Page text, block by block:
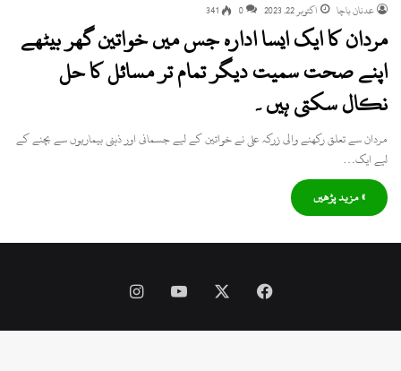
عدنان باچا اکتوبر 22, 2023 0
341
مردان کا ایک ایسا ادارہ جس میں خواتین گھر بیٹھے
اپنے صحت سمیت دیگر تمام تر مسائل کا حل
نکال سکتی ہیں۔
مردان سے تعلق رکھنے والی زرکہ علی نے خواتین کے لیے جسمانی اور ذہنی بیماریوں سے بچنے کے
لیے ایک…
» مزید پڑھیں
Facebook
YouTube